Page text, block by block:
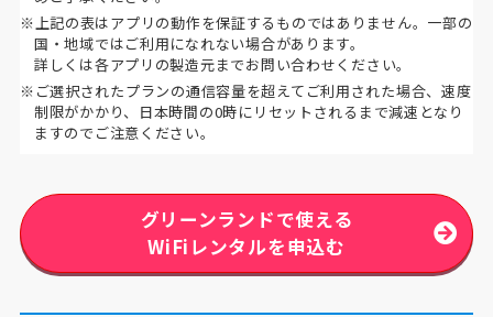
※上記の表はアプリの動作を保証するものではありません。一部の
国・地域ではご利用になれない場合があります。
詳しくは各アプリの製造元までお問い合わせください。
※ご選択されたプランの通信容量を超えてご利用された場合、速度
制限がかかり、日本時間の0時にリセットされるまで減速となり
ますのでご注意ください。
グリーンランドで使える
WiFiレンタルを申込む